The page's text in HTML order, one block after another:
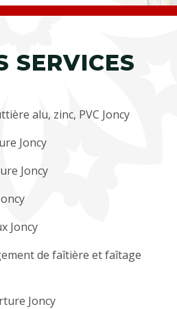
SERVICES
alu, zinc, PVC Joncy
Joncy
Joncy
Joncy
de faîtière et faîtage
Joncy